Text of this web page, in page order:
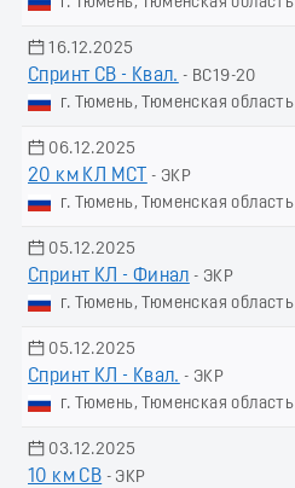
16.12.2025
Спринт СВ - Квал. - ВС19-20
г. Тюмень, Тюменская область
06.12.2025
20 км КЛ МСТ
- ЭКР
г. Тюмень, Тюменская область
05.12.2025
Спринт КЛ - Финал - ЭКР
г. Тюмень, Тюменская область
05.12.2025
Спринт КЛ - Квал. - ЭКР
г. Тюмень, Тюменская область
03.12.2025
10 км СВ - ЭКР